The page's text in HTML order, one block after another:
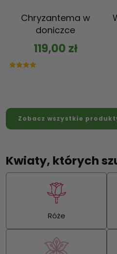
Chryzantema w
doniczce
119,00 zł
Zobacz wszystkie
Kwiaty, których
Róże